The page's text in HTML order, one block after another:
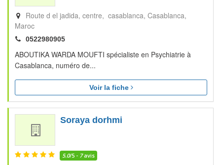
Route d el jadida, centre, casablanca Casablanca
Maroc
0522980905
ABOUTIKA WARDA MOUFTI spécialiste en Psychiatrie à
Casablanca, numéro de...
Voir la fiche
Soraya dorhmi
5.0/5 - 7avis